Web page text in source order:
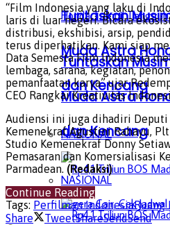
Tuntaskan
Muda Astra
dan Kencang
NASIONAL
Tuntaskan
Muda Astra
dan Kencang
NASIONAL
“Film Indonesia yang laku di
laris di luar negeri. Bicara
distribusi, ekshibisi, arsip,
terus diperhatikan. Kami siap
Data Semesta Film Indonesia
lembaga, sarana, kegiatan,
pemanfaatan karya” ujar
CEO Rangkai Kreativitas
Audiensi ini juga dihadiri
Kemenekraf Agustini Rahayu,
Studio Kemenekraf Donny
Pemasaran dan Komersialisasi
Parmadean. (Redaksi)
Continue Reading
Tags: Perfilman IndonesiaRuang
Share
TweetShareSendSend